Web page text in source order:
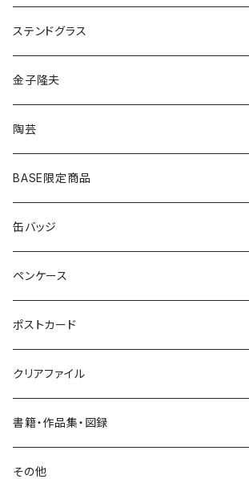
ゴールド
シルバー
ピアス
ゴールド
シルバー
ネックレス
ピアス
イヤリング
ヘアゴム
ポニーフック
ブローチ
ステンドグラス
アクセサリー
イヤリング
ピアス
雑貨・小物
金子隆夫
陶芸
BASE限定商品
缶バッジ
ペンケース
ポストカード
クリアファイル
書籍・作品集・図録
書籍
その他